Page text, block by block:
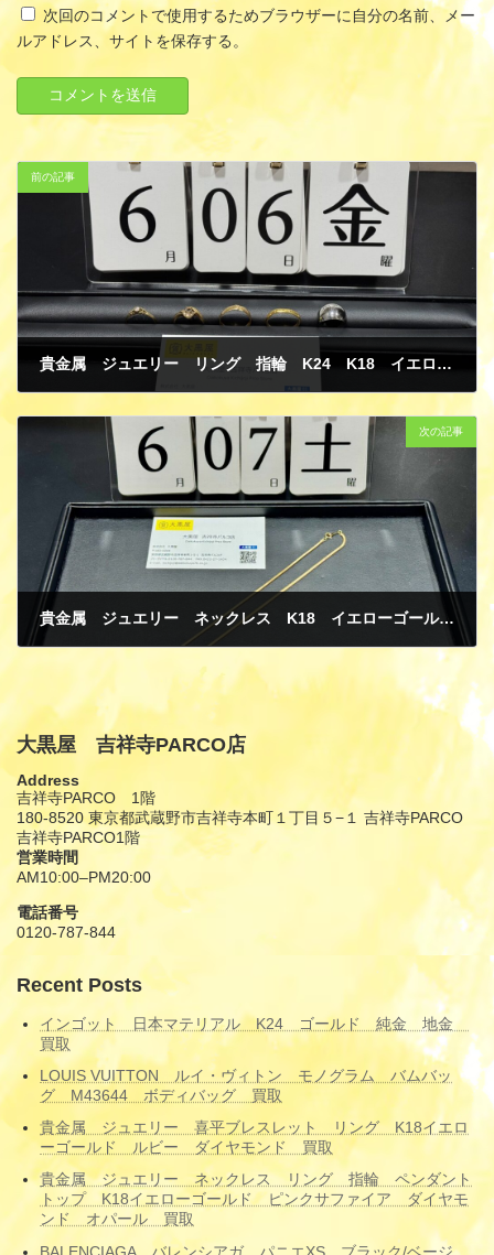
次回のコメントで使用するためブラウザーに自分の名前、メー
ルアドレス、サイトを保存する。
前の記事
貴金属 ジュエリー リング 指輪 K24 K18 イエローゴールド ダイヤモンド プラチナ PT900 買取
次の記事
貴金属 ジュエリー ネックレス K18 イエローゴールド 買取
大黒屋 吉祥寺PARCO店
Address
吉祥寺PARCO 1階
180-8520 東京都武蔵野市吉祥寺本町１丁目５−１ 吉祥寺PARCO
吉祥寺PARCO1階
営業時間
AM10:00–PM20:00
電話番号
0120-787-844
Recent Posts
インゴット 日本マテリアル K24 ゴールド 純金 地金
買取
LOUIS VUITTON ルイ・ヴィトン モノグラム バムバッ
グ M43644 ボディバッグ 買取
貴金属 ジュエリー 喜平ブレスレット リング K18イエロ
ーゴールド ルビー ダイヤモンド 買取
貴金属 ジュエリー ネックレス リング 指輪 ペンダント
トップ K18イエローゴールド ピンクサファイア ダイヤモ
ンド オパール 買取
BALENCIAGA バレンシアガ パニエXS ブラック/ベージ